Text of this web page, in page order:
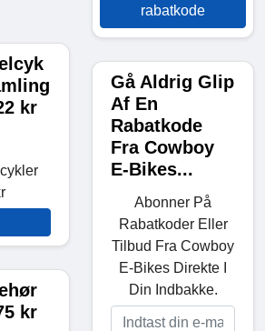
kr
kr
rabatkode
Gå Aldrig Glip
Af En
Rabatkode
Fra Cowboy
E-Bikes...
Abonner På
Rabatkoder Eller
Tilbud Fra Cowboy
E-Bikes Direkte I
Din Indbakke.